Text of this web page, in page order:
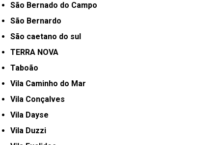
São Bernado do Campo
São Bernardo
São caetano do sul
TERRA NOVA
Taboão
Vila Caminho do Mar
Vila Conçalves
Vila Dayse
Vila Duzzi